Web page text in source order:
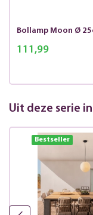
Bollamp Moon Ø
111,99
Uit deze serie
Bestseller